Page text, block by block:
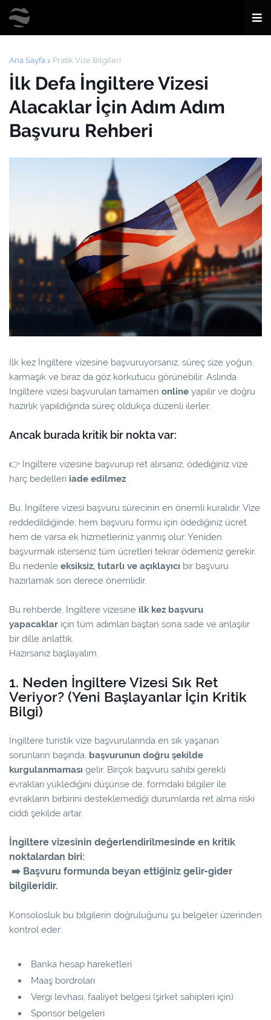
Ana Sayfa Pratik Vize Bilgileri
İlk Defa İngiltere Vizesi
Alacaklar İçin Adım Adım
Başvuru Rehberi
İlk kez İngiltere vizesine başvuruyorsanız, süreç size yoğun,
karmaşık ve biraz da göz korkutucu görünebilir. Aslında
İngiltere vizesi başvuruları tamamen online yapılır ve doğru
hazırlık yapıldığında süreç oldukça düzenli ilerler.
Ancak burada kritik bir nokta var:
👉 İngiltere vizesine başvurup ret alırsanız, ödediğiniz vize
harç bedelleri iade edilmez.
Bu, İngiltere vizesi başvuru sürecinin en önemli kuralıdır. Vize
reddedildiğinde, hem başvuru formu için ödediğiniz ücret
hem de varsa ek hizmetleriniz yanmış olur. Yeniden
başvurmak isterseniz tüm ücretleri tekrar ödemeniz gerekir.
Bu nedenle eksiksiz, tutarlı ve açıklayıcı bir başvuru
hazırlamak son derece önemlidir.
Bu rehberde, İngiltere vizesine ilk kez başvuru
yapacaklar için tüm adımları baştan sona sade ve anlaşılır
bir dille anlattık.
Hazırsanız başlayalım.
1. Neden İngiltere Vizesi Sık Ret
Veriyor? (Yeni Başlayanlar İçin Kritik
Bilgi)
İngiltere turistik vize başvurularında en sık yaşanan
sorunların başında, başvurunun doğru şekilde
kurgulanmaması gelir. Birçok başvuru sahibi gerekli
evrakları yüklediğini düşünse de, formdaki bilgiler ile
evrakların birbirini desteklemediği durumlarda ret alma riski
ciddi şekilde artar.
İngiltere vizesinin değerlendirilmesinde en kritik
noktalardan biri:
➡ Başvuru formunda beyan ettiğiniz gelir-gider
bilgileridir.
Konsolosluk bu bilgilerin doğruluğunu şu belgeler üzerinden
kontrol eder:
Banka hesap hareketleri
Maaş bordroları
Vergi levhası, faaliyet belgesi (şirket sahipleri için)
Sponsor belgeleri